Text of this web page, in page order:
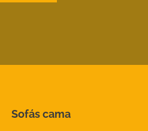
Sofás cama